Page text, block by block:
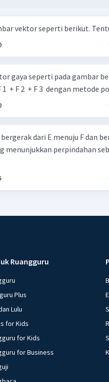
Diberikan
seperti pada gambar berikut:
+ F 2 ​ + F 3 ​ dengan metode
dari E menuju F dan
menunjukkan perpindahan
Ruangguru
Plus
Lulu
for Kids
for Kids
for Business